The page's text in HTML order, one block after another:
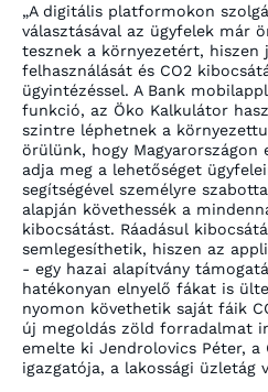
„A digitális platformokon
választásával az ügyfelek már
tesznek a környezetért, hiszen
felhasználását és CO2
ügyintézéssel. A Bank
funkció, az Öko Kalkulátor
szintre léphetnek a
örülünk, hogy Magyarországon
adja meg a lehetőséget
segítségével személyre
alapján követhessék a
kibocsátást. Ráadásul
semlegesíthetik, hiszen az
- egy hazai alapítvány
hatékonyan elnyelő fákat is
nyomon követhetik saját fáik
új megoldás zöld forradalmat
emelte ki Jendrolovics Péter, a
igazgatója, a lakossági üzletág